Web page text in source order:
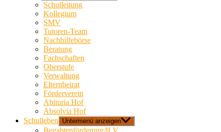
Schulleitung
Kollegium
SMV
Tutoren-Team
Nachhilfebörse
Beratung
Fachschaften
Oberstufe
Verwaltung
Elternbeirat
Förderverein
Abituria Hof
Absolvia Hof
Schulleben
Untermenü anzeigen
Begabtenförderung/ILV